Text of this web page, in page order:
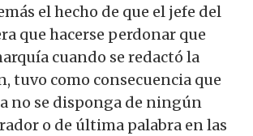
el hecho de que el jefe del
que hacerse perdonar que
cuando se redactó la
tuvo como consecuencia que
no se disponga de ningún
o de última palabra en las